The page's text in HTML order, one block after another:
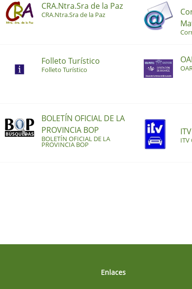
CRA.Ntra.Sra de la Paz
CRA.Ntra.Sra de la Paz
Folleto Turístico
Folleto Turístico
BOLETÍN OFICIAL DE LA
PROVINCIA BOP
BOLETÍN OFICIAL DE LA
PROVINCIA BOP ITV
Enlaces